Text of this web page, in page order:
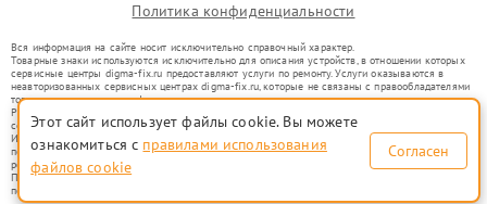
Политика конфиденциальности
Вся информация на сайте носит исключительно справочный характер.
Товарные знаки используются исключительно для описания устройств, в отношении которых
сервисные центры digma-fix.ru предоставляют услуги по ремонту. Услуги оказываются в
неавторизованных сервисных центрах digma-fix.ru, которые не связаны с правообладателями
товарных знаков или их официальными представителями.
Ремонт осуществляется для устройств, уже введенных в гражданский оборот в соответствии
со статьей 1487 ГК РФ.
Использование товарных знаков не преследует цели индивидуализации услуг или введения
потребителей в заблуждение, а служит для информирования о предоставляемых услугах по
ремонту техники указанных брендов.
Представленная на сайте информация не является публичной офертой, определяемой
положениями Статьи 437(2) Гражданского кодекса РФ
Этот сайт использует файлы cookie. Вы можете
ознакомиться с правилами использования
файлов cookie
Согласен